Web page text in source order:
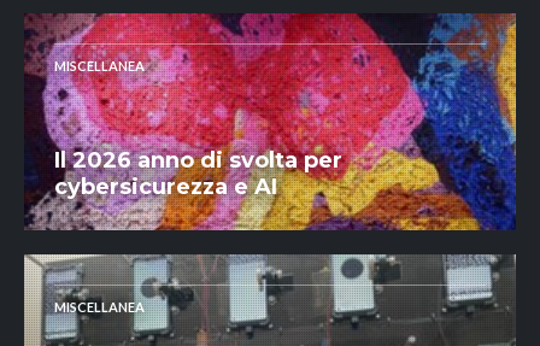
MISCELLANEA
Il 2026 anno di svolta per
cybersicurezza e AI
MISCELLANEA